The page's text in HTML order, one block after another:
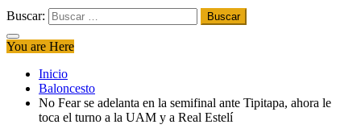
Buscar:
You are Here
Inicio
Baloncesto
No Fear se adelanta en la semifinal ante Tipitapa, ahora le
toca el turno a la UAM y a Real Estelí